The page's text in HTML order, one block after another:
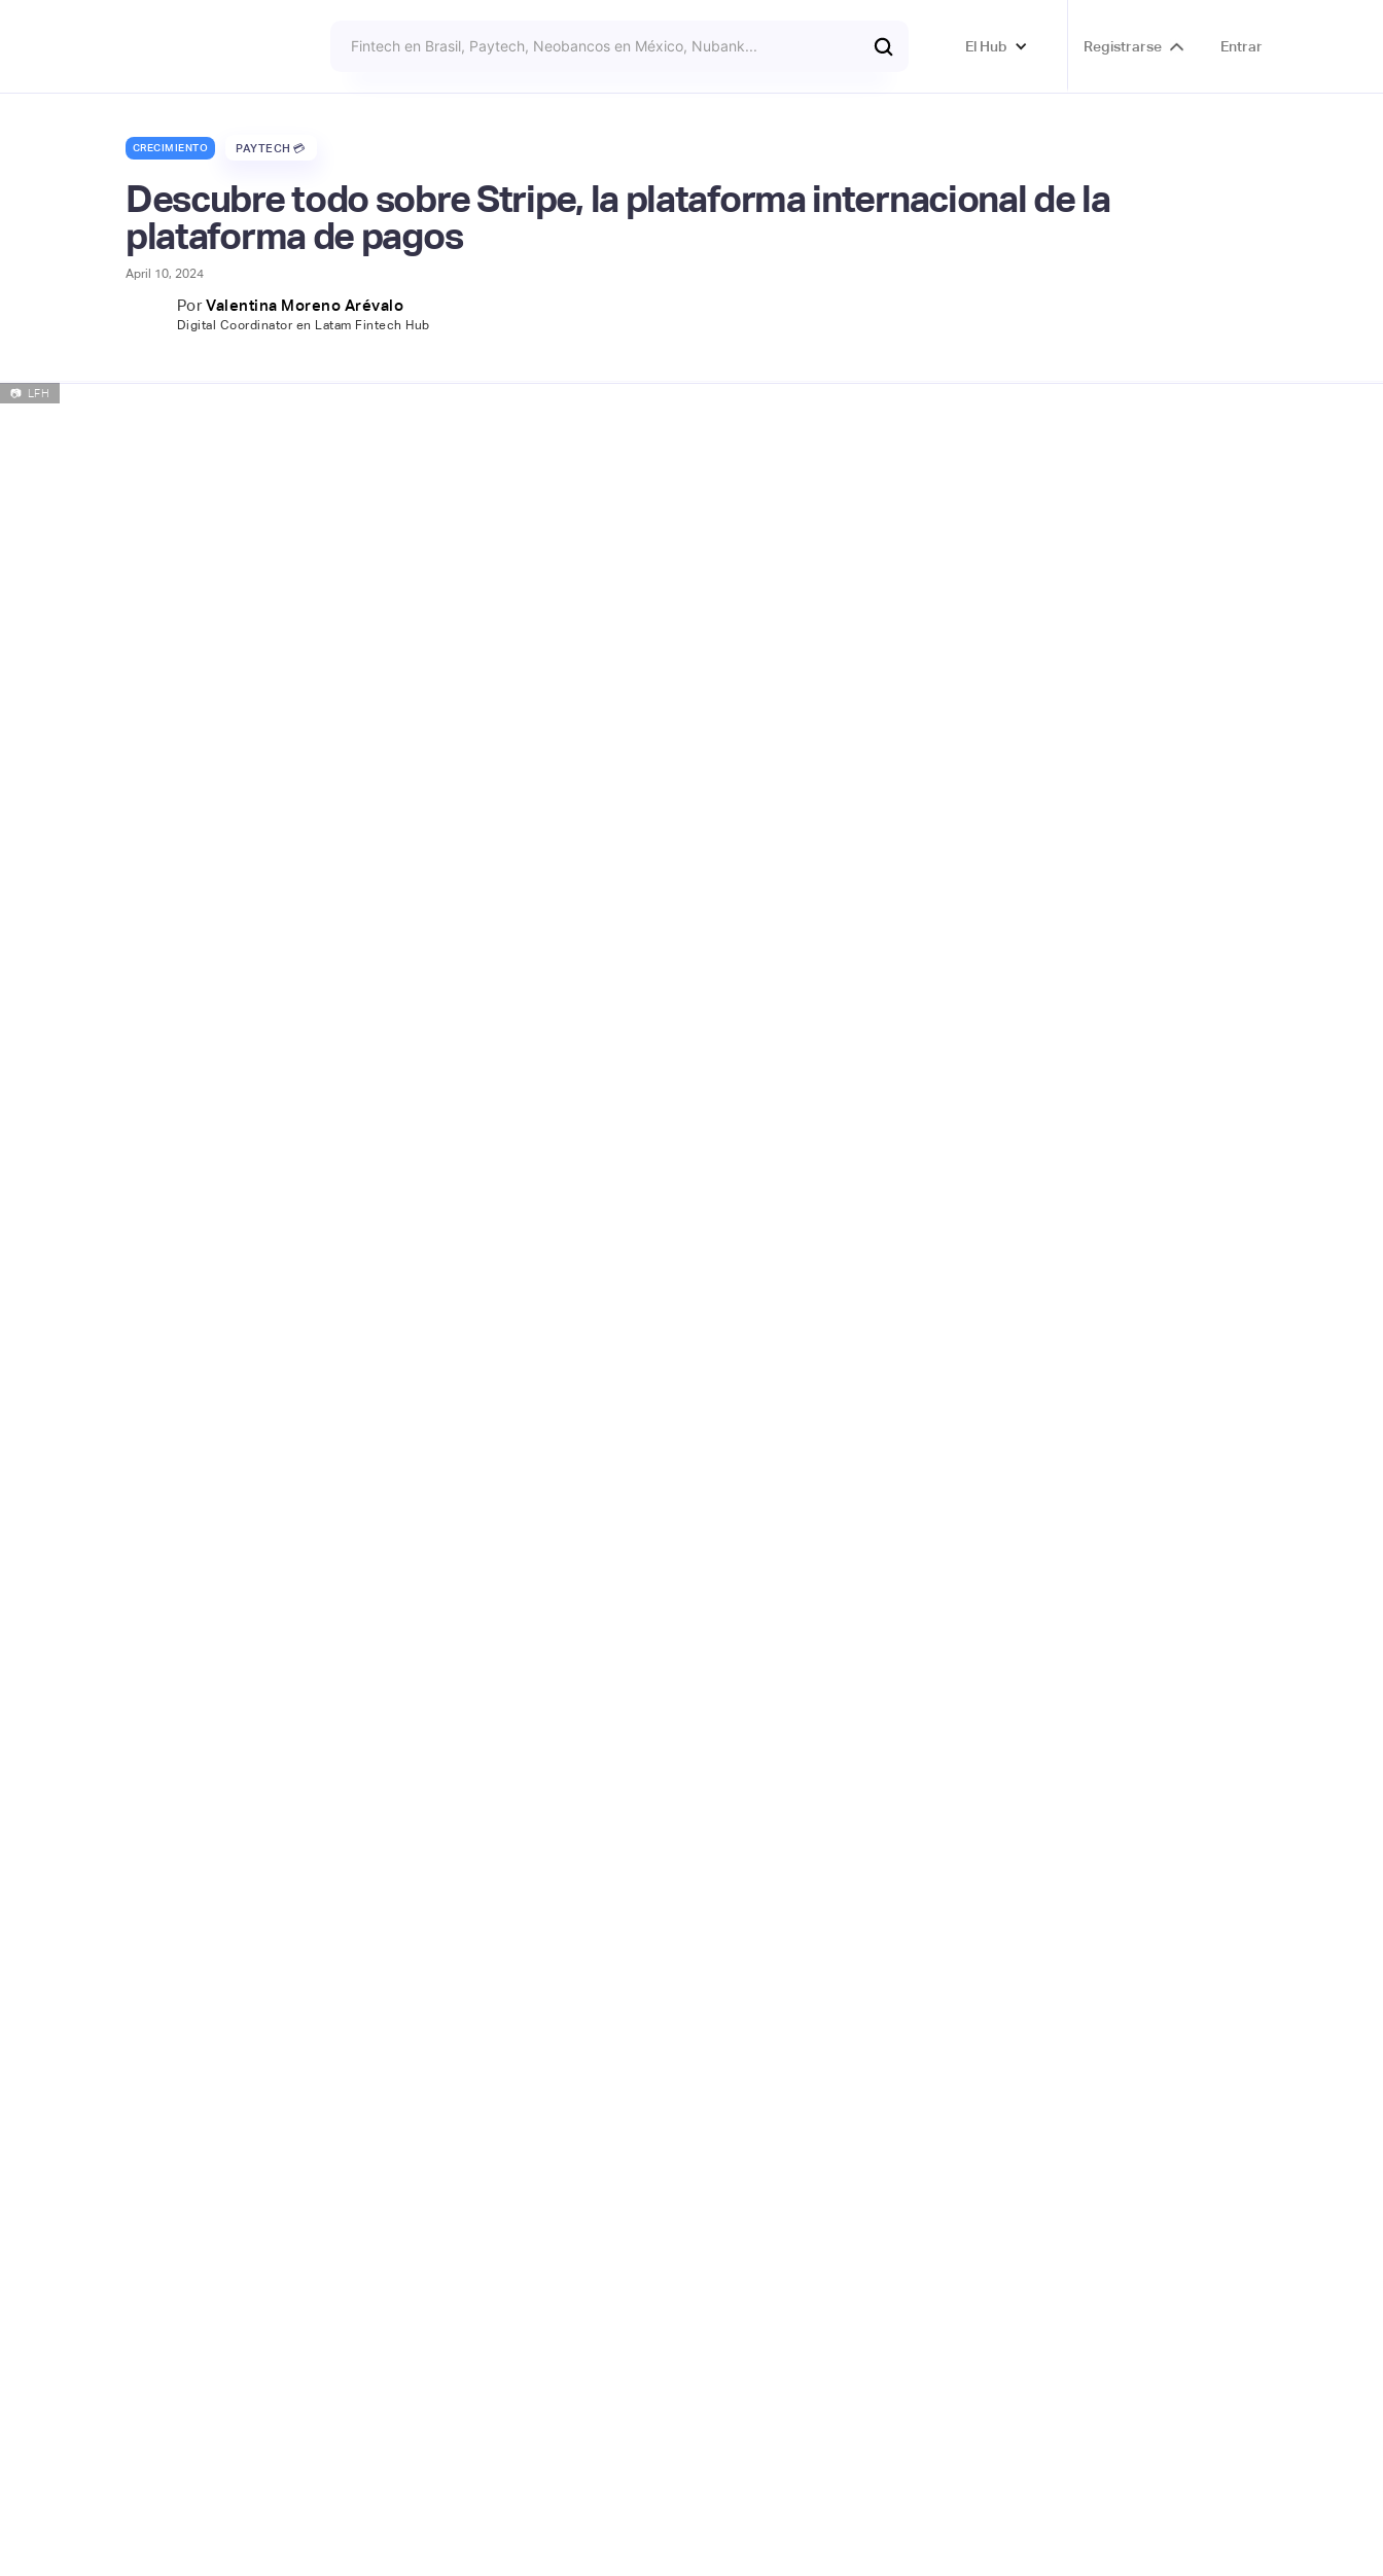
El Hub Registrarse Entrar
CRECIMIENTO PAYTECH 💳
Descubre todo sobre Stripe, la plataforma internacional de la
plataforma de pagos
April 10, 2024
Por Valentina Moreno Arévalo
Digital Coordinator en Latam Fintech Hub
📷 LFH